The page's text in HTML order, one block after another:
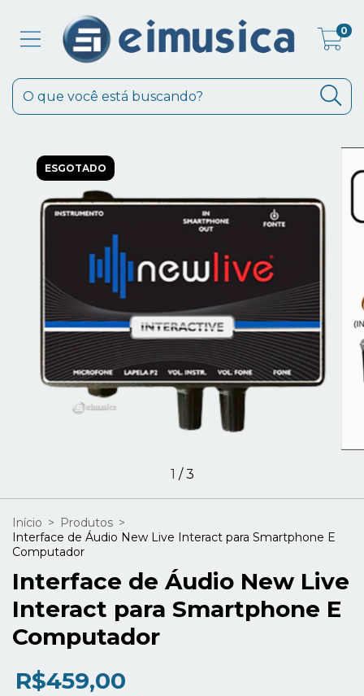
0
ESGOTADO
1 /3
Início > Produtos >
Interface de Áudio New Live Interact para Smartphone E
Computador
Interface de Áudio New Live
Interact para Smartphone E
Computador
R$459,00